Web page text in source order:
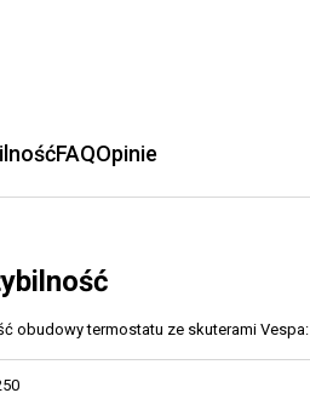
FAQOpinie
obudowy termostatu ze skuterami Vespa: